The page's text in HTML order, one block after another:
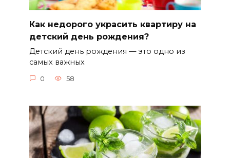
Как недорого украсить квартиру на
детский день рождения?
Детский день рождения — это одно из
самых важных
0 58